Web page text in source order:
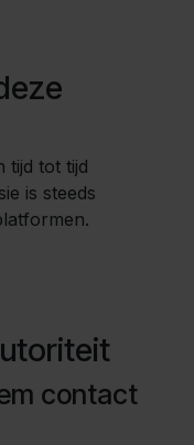
tijd tot tijd
is steeds
contact